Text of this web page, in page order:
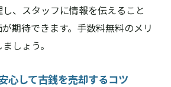
、スタッフに情報を伝えること
期待できます。手数料無料のメリ
しょう。
心して古銭を売却するコツ